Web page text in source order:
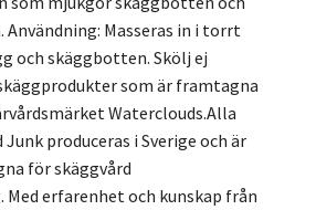
Masseras in i torrt
och skäggbotten. Skölj ej
som är framtagna
Waterclouds.Alla
produceras i Sverige och är
för skäggvård
Med erfarenhet och kunskap från